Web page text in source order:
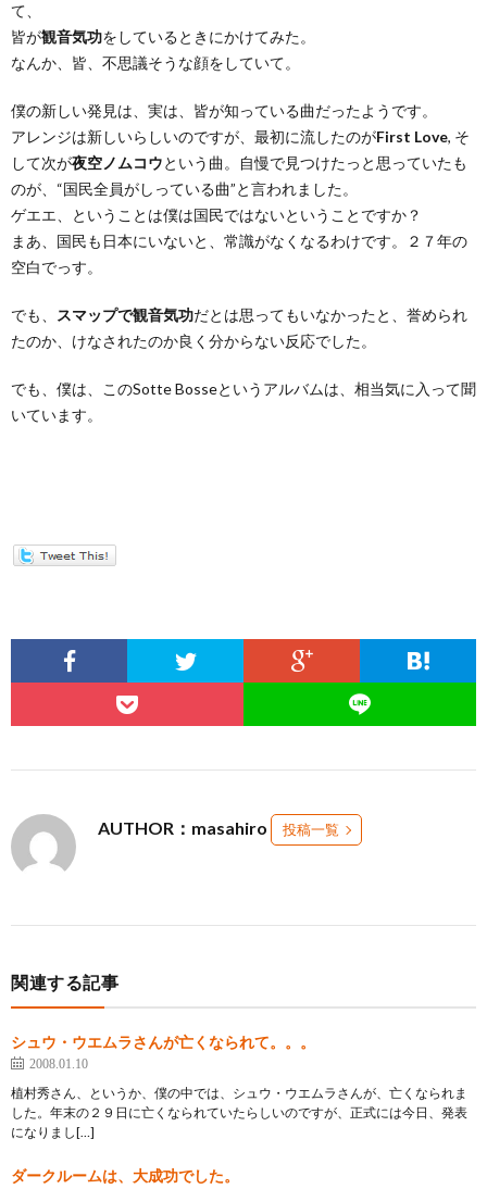
て、
皆が観音気功をしているときにかけてみた。
なんか、皆、不思議そうな顔をしていて。
僕の新しい発見は、実は、皆が知っている曲だったようです。
アレンジは新しいらしいのですが、最初に流したのがFirst Love, そ
して次が夜空ノムコウという曲。自慢で見つけたっと思っていたも
のが、“国民全員がしっている曲”と言われました。
ゲエエ、ということは僕は国民ではないということですか？
まあ、国民も日本にいないと、常識がなくなるわけです。２７年の
空白でっす。
でも、 スマップで観音気功だとは思ってもいなかったと、誉められ
たのか、けなされたのか良く分からない反応でした。
でも、僕は、このSotte Bosseというアルバムは、相当気に入って聞
いています。
AUTHOR：masahiro 投稿一覧
関連する記事
シュウ・ウエムラさんが亡くなられて。。。
2008.01.10
植村秀さん、というか、僕の中では、シュウ・ウエムラさんが、亡くなられま
した。年末の２９日に亡くなられていたらしいのですが、正式には今日、発表
になりまし[…]
ダークルームは、大成功でした。